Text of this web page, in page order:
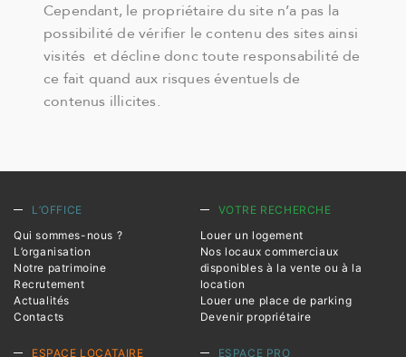
Cependant, le propriétaire du site n’a pas la
possibilité de vérifier le contenu des sites ainsi
visités et décline donc toute responsabilité de
ce fait quand aux risques éventuels de
contenus illicites.
L’OFFICE
Qui sommes-nous ?
L’organisation
Notre patrimoine
Recrutement
Actualités
Contacts
VOTRE RECHERCHE
Louer un logement
Nos locaux commerciaux
disponibles à la vente ou à la
location
Louer une place de parking
Devenir propriétaire
ESPACE LOCATAIRE
ESPACE PRO